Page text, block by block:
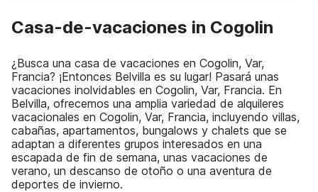
Casa-de-vacaciones in Cogolin
¿Busca una casa de vacaciones en Cogolin, Var,
Francia? ¡Entonces Belvilla es su lugar! Pasará unas
vacaciones inolvidables en Cogolin, Var, Francia. En
Belvilla, ofrecemos una amplia variedad de alquileres
vacacionales en Cogolin, Var, Francia, incluyendo villas,
cabañas, apartamentos, bungalows y chalets que se
adaptan a diferentes grupos interesados en una
escapada de fin de semana, unas vacaciones de
verano, un descanso de otoño o una aventura de
deportes de invierno.